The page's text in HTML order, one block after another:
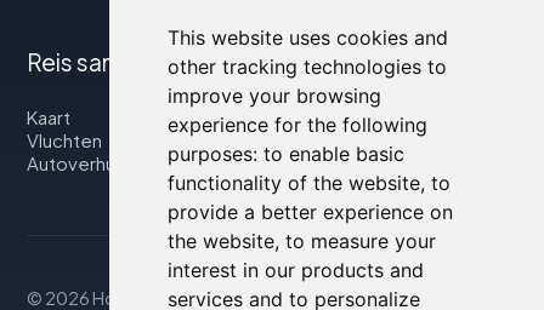
This website uses cookies and
other tracking technologies to
improve your browsing
experience for the following
purposes: to enable basic
functionality of the website, to
provide a better experience on
the website, to measure your
interest in our products and
services and to personalize
Reis samen met ons
Kaart
Vluchten
Autoverhuur
© 2026 Housity.net